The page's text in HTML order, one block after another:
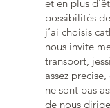
et en plus
possibilités
j’ai choisis
nous invite
transport,
assez
ne sont pas
de nous